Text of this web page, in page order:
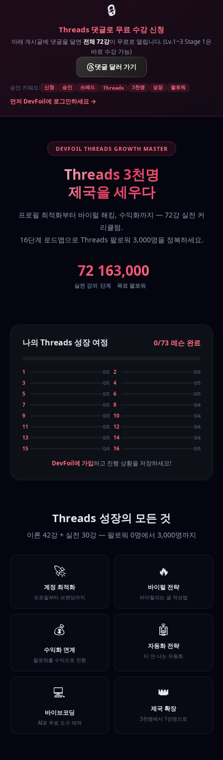
🔒
Threads 댓글로 무료 수강 신청
아래 게시글에 댓글을 달면 전체 72강이 무료로 열립니다. (Lv.1~3 Stage 1은
바로 수강 가능)
댓글 달러 가기
승인 키워드: 신청 승인 쓰레드 Threads 3천명 성장 팔로워
먼저 DevFoil에 로그인하세요 →
DEVFOIL THREADS GROWTH MASTER
Threads 3천명
제국을 세우다
프로필 최적화부터 바이럴 해킹, 수익화까지 — 72강 실전 커
리큘럼.
16단계 로드맵으로 Threads 팔로워 3,000명을 정복하세요.
72
실전 강의
16
단계
3,000
목표 팔로워
나의 Threads 성장 여정 0/73 레슨 완료
1 0/5 2 0/5
3 0/5 4 0/5
5 0/5 6 0/5
7 0/5 8 0/4
9 0/3 10 0/4
11 0/5 12 0/4
13 0/5 14 0/4
15 0/4 16 0/5
DevFoil에 가입하고 진행 상황을 저장하세요!
Threads 성장의 모든 것
이론 42강 + 실전 30강 — 팔로워 0명에서 3,000명까지
🚀
계정 최적화
프로필부터 브랜딩까지
🔥
바이럴 전략
바이럴되는 글 작성법
💰
수익화 연계
팔로워를 수익으로 전환
🤖
자동화 전략
티 안 나는 자동화
💻
바이브코딩
AI로 무료 도구 제작
👑
제국 확장
3천명에서 1만명으로